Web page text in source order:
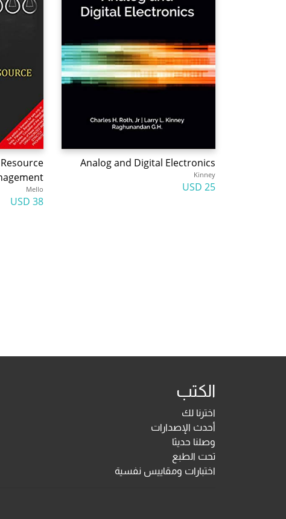
Analog and Digital Electronics
Kinney
25 USD
Mello
38 USD
الكتب
اخترنا لك
أحدث الإصدارات
وصلنا حديثا
تحت الطبع
اختبارات ومقاييس نفسية